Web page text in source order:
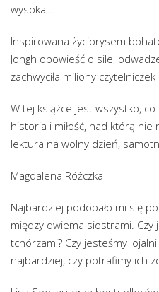
wysoka…
Inspirowana życiorysem
Jongh opowieść o sile,
zachwyciła miliony czytelniczek
W tej książce jest wszystko, co
historia i miłość, nad którą nie
lektura na wolny dzień,
Magdalena Różczka
Najbardziej podobało mi się
między dwiema siostrami.
tchórzami? Czy jesteśmy
najbardziej, czy potrafimy ich